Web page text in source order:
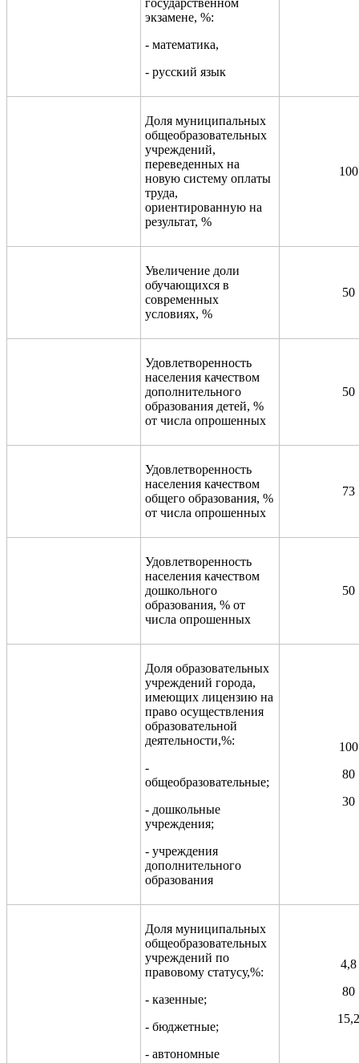
экзамене, %:
- математика,
- русский язык
Доля муниципальных
общеобразовательных
учреждений,
переведенных на
новую систему оплаты
труда,
ориентированную на
результат, %
100
Увеличение доли
обучающихся в
современных
условиях, %
50
Удовлетворенность
населения качеством
дополнительного
образования детей, %
от числа опрошенных
50
Удовлетворенность
населения качеством
общего образования, %
от числа опрошенных
73
Удовлетворенность
населения качеством
дошкольного
образования, % от
числа опрошенных
50
Доля образовательных
учреждений города,
имеющих лицензию на
право осуществления
образовательной
деятельности,%:
-
общеобразовательные;
- дошкольные
учреждения;
- учреждения
дополнительного
образования
100
80
30
Доля муниципальных
общеобразовательных
учреждений по
правовому статусу,%:
- казенные;
- бюджетные;
- автономные
4,8
80
15,2